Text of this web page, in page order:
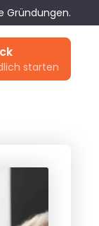
Gründungen.
starten